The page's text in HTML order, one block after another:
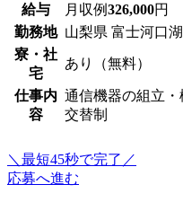
給与 月収例326,000円
勤務地 山梨県 富士河口
寮・社
宅
あり（無料）
仕事内
容
通信機器の組立
交替制
＼最短45秒で完了／
応募へ進む